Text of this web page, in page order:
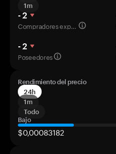
1m
- 2
Compradores experimentados
- 2
Poseedores
Rendimiento del precio
24h
1m
Todo
Bajo
$0,00083182